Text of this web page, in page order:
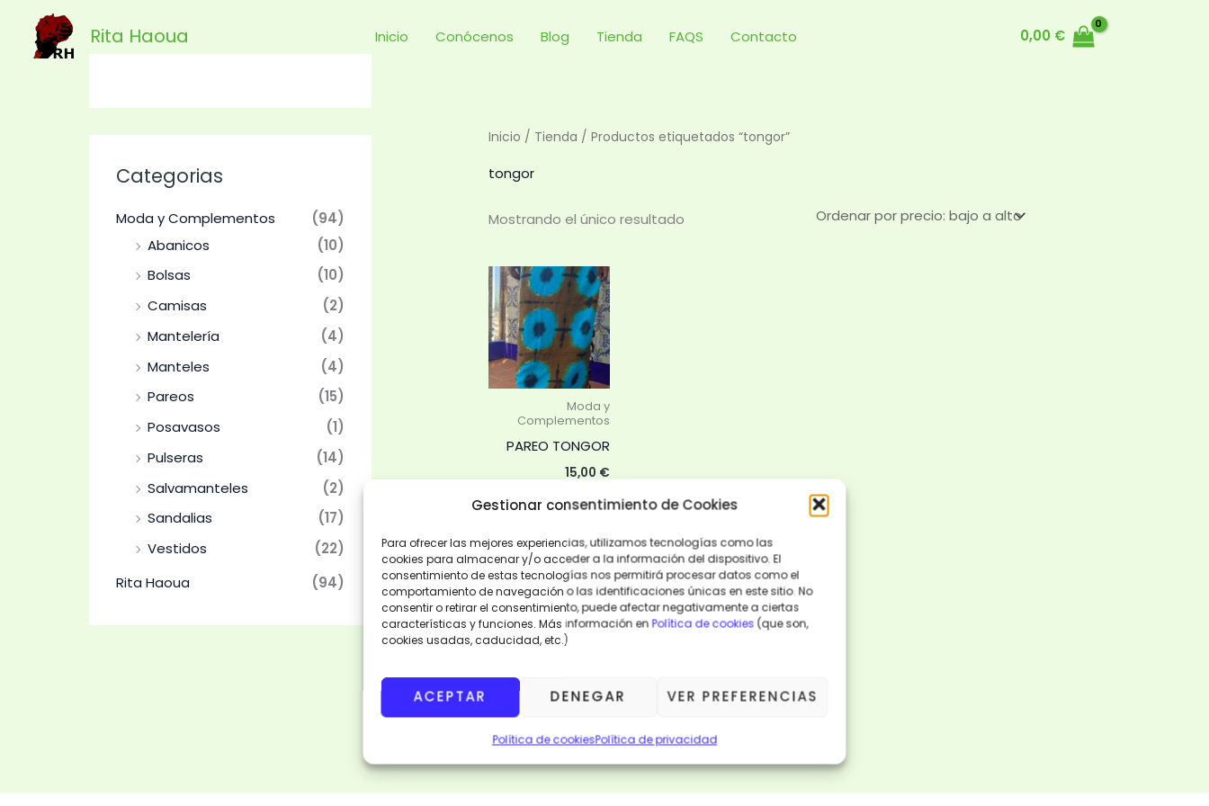
Gestionar consentimiento de Cookies
Para ofrecer las mejores experiencias, utilizamos tecnologías como las
cookies para almacenar y/o acceder a la información del dispositivo. El
consentimiento de estas tecnologías nos permitirá procesar datos como el
comportamiento de navegación o las identificaciones únicas en este sitio. No
consentir o retirar el consentimiento, puede afectar negativamente a ciertas
características y funciones. Más información en Política de cookies (que son,
cookies usadas, caducidad, etc.)
ACEPTAR DENEGAR VER PREFERENCIAS
Política de cookiesPolítica de privacidad
contenido
Rita Haoua Inicio Conócenos Blog Tienda FAQS Contacto 0,00 €
Categorias
Moda y Complementos
(94)
Abanicos
(10)
Bolsas
(10)
Camisas
(2)
Mantelería
(4)
Manteles
(4)
Pareos
(15)
Posavasos
(1)
Pulseras
(14)
Salvamanteles
(2)
Sandalias
(17)
Vestidos
(22)
Rita Haoua
(94)
Inicio / Tienda / Productos etiquetados “tongor”
tongor
Mostrando el único resultado
Moda y
Complementos
PAREO TONGOR
15,00 €
AÑADIR
VISTA
RÁPIDA